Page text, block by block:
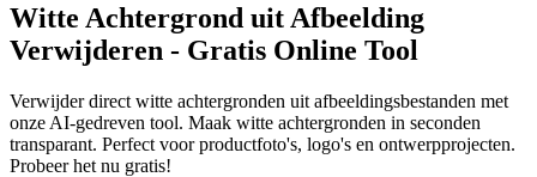
Witte Achtergrond uit Afbeelding
Verwijderen - Gratis Online Tool
Verwijder direct witte achtergronden uit afbeeldingsbestanden met
onze AI-gedreven tool. Maak witte achtergronden in seconden
transparant. Perfect voor productfoto's, logo's en ontwerpprojecten.
Probeer het nu gratis!